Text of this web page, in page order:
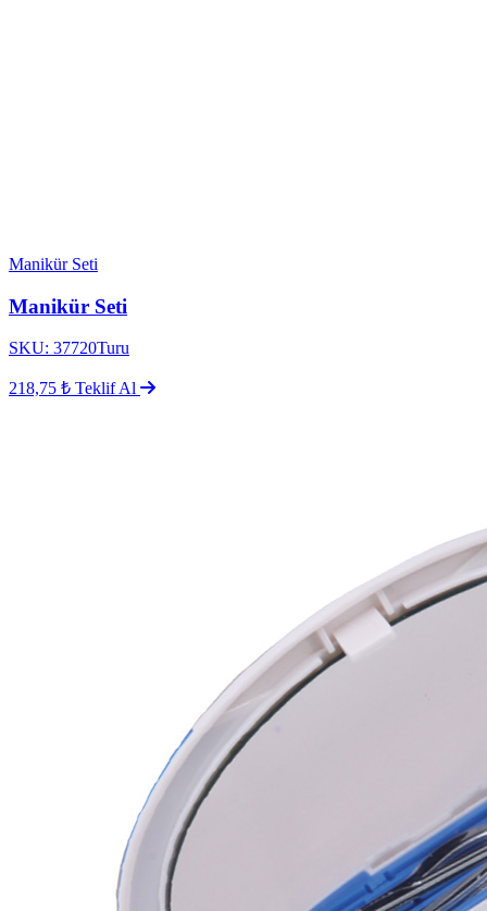
Manikür Seti
Manikür Seti
SKU: 37720Turu
218,75 ₺ Teklif Al